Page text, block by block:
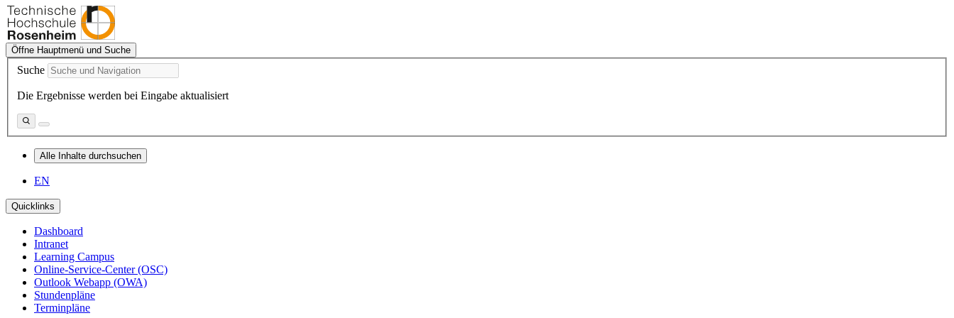
Öffne Hauptmenü und Suche
Suche
Die Ergebnisse werden bei Eingabe aktualisiert
Alle Inhalte durchsuchen
EN
Quicklinks
Dashboard
Intranet
Learning Campus
Online-Service-Center (OSC)
Outlook Webapp (OWA)
Stundenpläne
Terminpläne